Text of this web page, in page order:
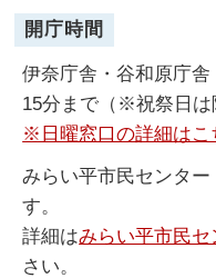
開庁時間
伊奈庁舎・谷和原庁
15分まで（※祝祭日は
※日曜窓口の詳細はこ
みらい平市民センタ
す。
詳細はみらい平市民
さい。